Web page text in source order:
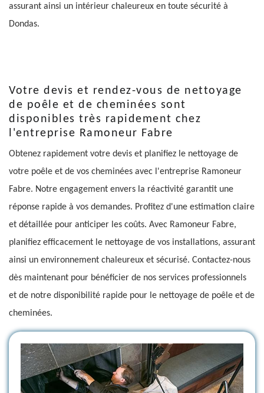
assurant ainsi un intérieur chaleureux en toute sécurité à
Dondas.
Votre devis et rendez-vous de nettoyage
de poêle et de cheminées sont
disponibles très rapidement chez
l'entreprise Ramoneur Fabre
Obtenez rapidement votre devis et planifiez le nettoyage de
votre poêle et de vos cheminées avec l'entreprise Ramoneur
Fabre. Notre engagement envers la réactivité garantit une
réponse rapide à vos demandes. Profitez d'une estimation claire
et détaillée pour anticiper les coûts. Avec Ramoneur Fabre,
planifiez efficacement le nettoyage de vos installations, assurant
ainsi un environnement chaleureux et sécurisé. Contactez-nous
dès maintenant pour bénéficier de nos services professionnels
et de notre disponibilité rapide pour le nettoyage de poêle et de
cheminées.